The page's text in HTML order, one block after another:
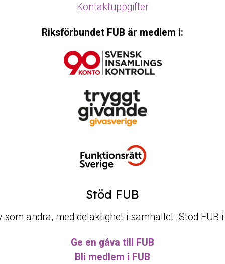
Kontaktuppgifter
Riksförbundet FUB är medlem i:
Stöd FUB
som andra, med delaktighet i samhället. Stöd FUB
Ge en gåva till FUB
Bli medlem i FUB